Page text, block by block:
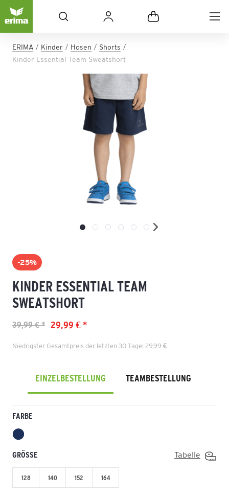
ERIMA Kinder Hosen
Shorts
Kinder Essential Team Sweatshort
-25%
KINDER ESSENTIAL TEAM
SWEATSHORT
29,99 € *
39,99 € *
Niedrigster Gesamtpreis der letzten 30 Tage: 29,99 €
EINZELBESTELLUNG TEAMBESTELLUNG
FARBE
GRÖSSE Tabelle
128 140 152 164